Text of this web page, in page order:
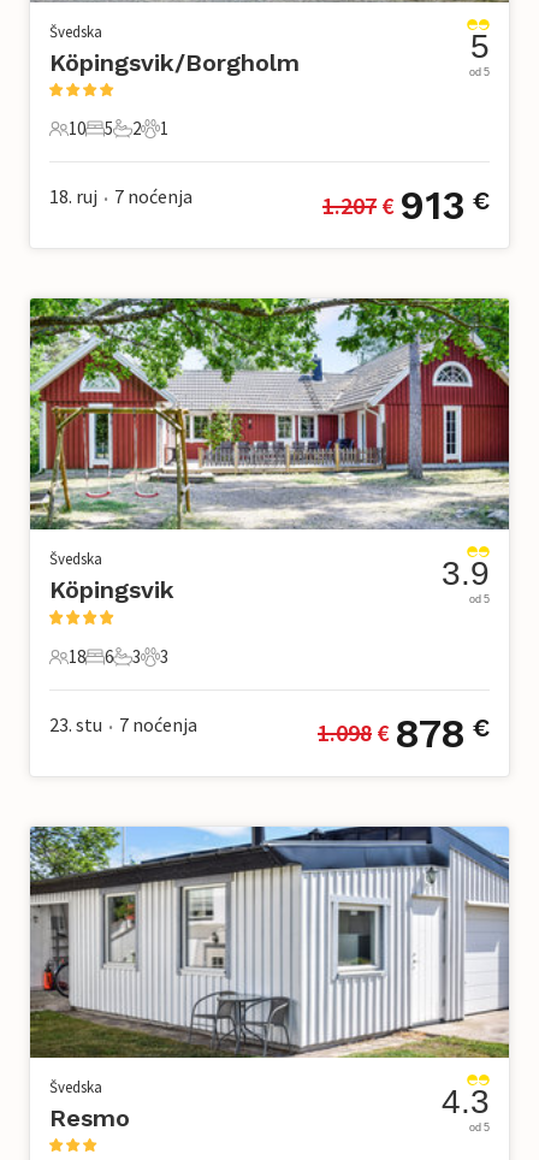
Švedska
Köpingsvik/Borgholm
10 Gosti
10
5 Spavaće sobe
5
2 Kupaonice
2
1 Kućni ljubimac
1
5
od 5
18. ruj • 7 noćenja 1.207 € 913 €
Švedska
Köpingsvik
18 Gosti
18
6 Spavaće sobe
6
3 Kupaonice
3
3 Kućni ljubimac
3
3.9
od 5
23. stu • 7 noćenja 1.098 € 878 €
Švedska
Resmo 4.3
od 5